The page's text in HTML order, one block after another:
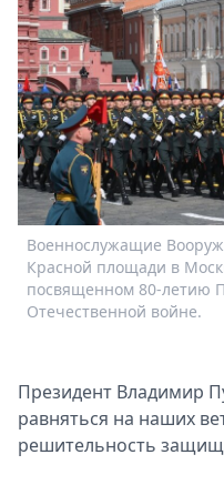
Военнослужащие
Красной площади в
посвященном 80-летию
Отечественной войне.
Президент Владимир
равняться на наших
решительность